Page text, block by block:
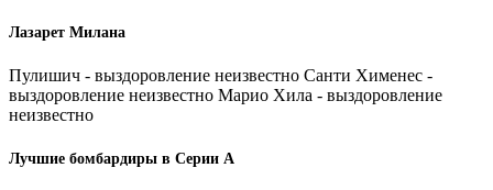
Лазарет Милана
Пулишич - выздоровление неизвестно Санти Хименес -
выздоровление неизвестно Марио Хила - выздоровление
неизвестно
Лучшие бомбардиры в Серии А